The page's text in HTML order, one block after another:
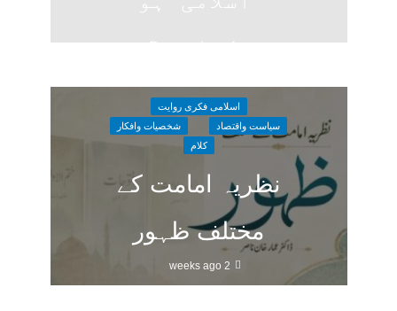
سکتا ہے؟
اسلامی فکری روایت
سیاست واقتصاد
شخصیات وافکار
کلام
نظریہ امامت کے
مختلف ظہور
2 weeks ago